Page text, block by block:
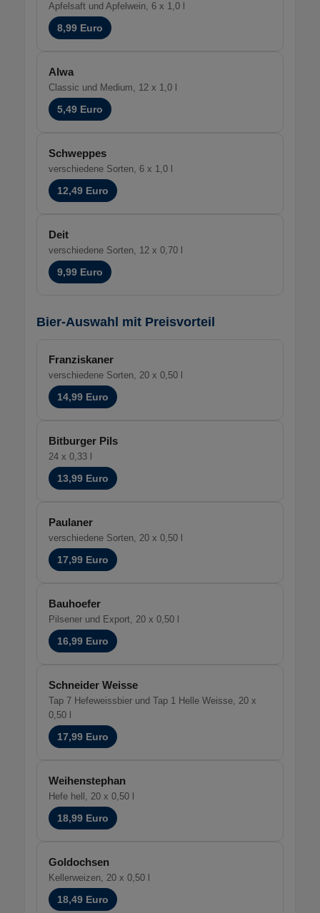
Apfelsaft und Apfelwein, 6 x 1,0 l
8,99 Euro
Alwa
Classic und Medium, 12 x 1,0 l
5,49 Euro
Schweppes
verschiedene Sorten, 6 x 1,0 l
12,49 Euro
Deit
verschiedene Sorten, 12 x 0,70 l
9,99 Euro
Bier-Auswahl mit Preisvorteil
Franziskaner
verschiedene Sorten, 20 x 0,50 l
14,99 Euro
Bitburger Pils
24 x 0,33 l
13,99 Euro
Paulaner
verschiedene Sorten, 20 x 0,50 l
17,99 Euro
Bauhoefer
Pilsener und Export, 20 x 0,50 l
16,99 Euro
Schneider Weisse
Tap 7 Hefeweissbier und Tap 1 Helle Weisse, 20 x
0,50 l
17,99 Euro
Weihenstephan
Hefe hell, 20 x 0,50 l
18,99 Euro
Goldochsen
Kellerweizen, 20 x 0,50 l
18,49 Euro